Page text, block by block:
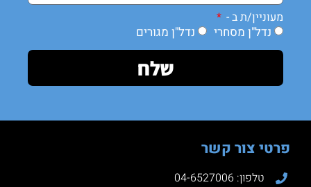
מעוניין/ת ב -
נדל"ן מסחרי נדל"ן מגורים
שלח
פרטי צור קשר
טלפון: 04-6527006